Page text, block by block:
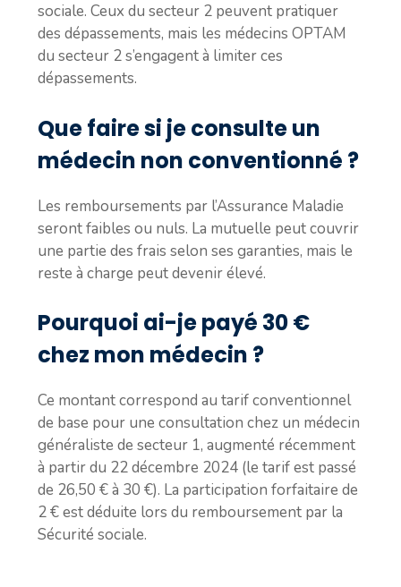
sociale. Ceux du secteur 2 peuvent pratiquer
des dépassements, mais les médecins OPTAM
du secteur 2 s’engagent à limiter ces
dépassements.
Que faire si je consulte un
médecin non conventionné ?
Les remboursements par l’Assurance Maladie
seront faibles ou nuls. La mutuelle peut couvrir
une partie des frais selon ses garanties, mais le
reste à charge peut devenir élevé.
Pourquoi ai-je payé 30 €
chez mon médecin ?
Ce montant correspond au tarif conventionnel
de base pour une consultation chez un médecin
généraliste de secteur 1, augmenté récemment
à partir du 22 décembre 2024 (le tarif est passé
de 26,50 € à 30 €). La participation forfaitaire de
2 € est déduite lors du remboursement par la
Sécurité sociale.